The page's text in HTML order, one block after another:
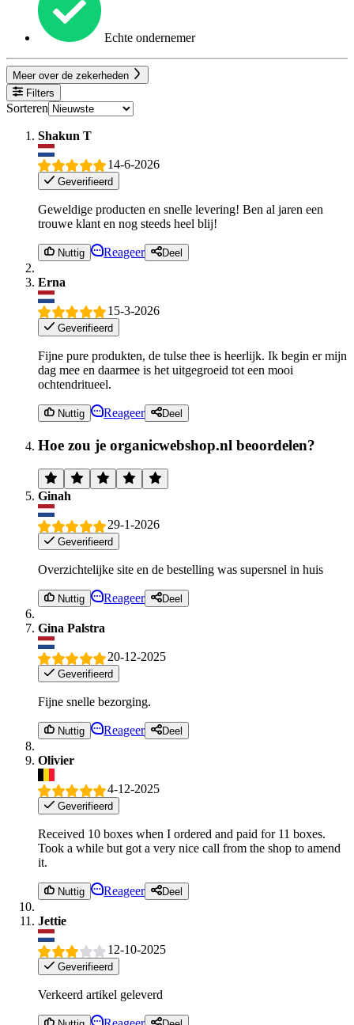
Echte ondernemer
Meer over de zekerheden
Filters
Sorteren
Shakun T
14-6-2026
Geverifieerd
Geweldige producten en snelle levering! Ben al jaren een
trouwe klant en nog steeds heel blij!
Nuttig Reageer Deel
Erna
15-3-2026
Geverifieerd
Fijne pure produkten, de tulse thee is heerlijk. Ik begin er mijn
dag mee en daarmee is het uitgegroeid tot een mooi
ochtendritueel.
Nuttig Reageer Deel
Hoe zou je organicwebshop.nl beoordelen?
Ginah
29-1-2026
Geverifieerd
Overzichtelijke site en de bestelling was supersnel in huis
Nuttig Reageer Deel
Gina Palstra
20-12-2025
Geverifieerd
Fijne snelle bezorging.
Nuttig Reageer Deel
Olivier
4-12-2025
Geverifieerd
Received 10 boxes when I ordered and paid for 11 boxes.
Took a while but got a very nice call from the shop to amend
it.
Nuttig Reageer Deel
Jettie
12-10-2025
Geverifieerd
Verkeerd artikel geleverd